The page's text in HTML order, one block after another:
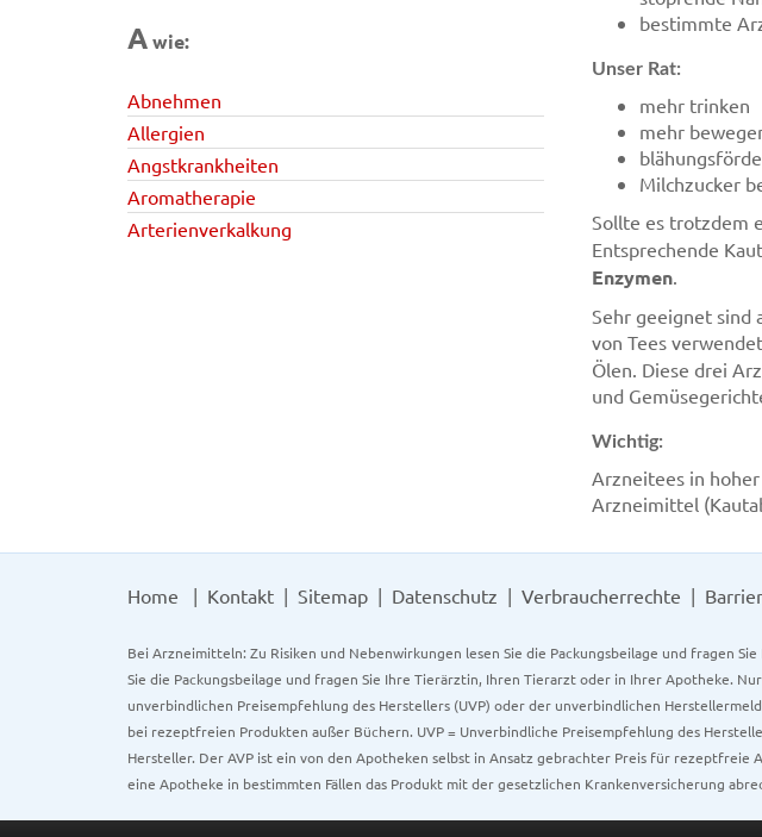
Awie:
Abnehmen
Allergien
Angstkrankheiten
Aromatherapie
Arterienverkalkung
bestimmte
Unser Rat:
mehr trinken
mehr
Milchzucker
Sollte es trotzdem
Entsprechende
Enzymen.
Sehr geeignet sind
von Tees
Ölen. Diese drei
und
Wichtig:
Arzneitees in
Arzneimittel
Home Kontakt Sitemap Datenschutz Verbraucherrechte
Bei Arzneimitteln: Zu Risiken und Nebenwirkungen lesen Sie die Packungsbeilage und fragen
Sie die Packungsbeilage und fragen Sie Ihre Tierärztin, Ihren Tierarzt oder in Ihrer Apotheke.
unverbindlichen Preisempfehlung des Herstellers (UVP) oder der unverbindlichen
bei rezeptfreien Produkten außer Büchern. UVP = Unverbindliche Preisempfehlung des
Hersteller. Der AVP ist ein von den Apotheken selbst in Ansatz gebrachter Preis für
eine Apotheke in bestimmten Fällen das Produkt mit der gesetzlichen Krankenversicherung